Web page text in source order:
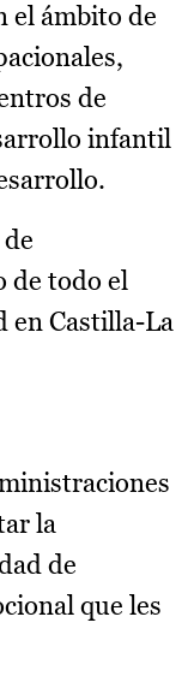
el ámbito de
de
infantil
de todo el
en Castilla-La
la
de
que les